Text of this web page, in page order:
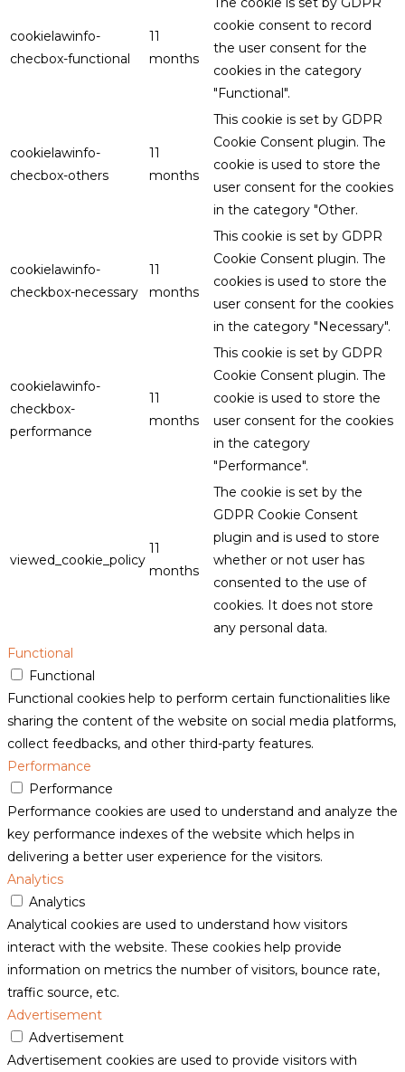
cookielawinfo-
checbox-functional
11
months
cookie consent to record
the user consent for the
cookies in the category
"Functional".
cookielawinfo-
checbox-others
11
months
This cookie is set by GDPR
Cookie Consent plugin. The
cookie is used to store the
user consent for the cookies
in the category "Other.
cookielawinfo-
checkbox-necessary
11
months
This cookie is set by GDPR
Cookie Consent plugin. The
cookies is used to store the
user consent for the cookies
in the category "Necessary".
cookielawinfo-
checkbox-
performance
11
months
This cookie is set by GDPR
Cookie Consent plugin. The
cookie is used to store the
user consent for the cookies
in the category
"Performance".
viewed_cookie_policy
11
months
The cookie is set by the
GDPR Cookie Consent
plugin and is used to store
whether or not user has
consented to the use of
cookies. It does not store
any personal data.
Functional
Functional
Functional cookies help to perform certain functionalities like
sharing the content of the website on social media platforms,
collect feedbacks, and other third-party features.
Performance
Performance
Performance cookies are used to understand and analyze the
key performance indexes of the website which helps in
delivering a better user experience for the visitors.
Analytics
Analytics
Analytical cookies are used to understand how visitors
interact with the website. These cookies help provide
information on metrics the number of visitors, bounce rate,
traffic source, etc.
Advertisement
Advertisement
Advertisement cookies are used to provide visitors with